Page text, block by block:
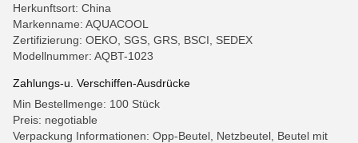
Herkunftsort: China
Markenname: AQUACOOL
Zertifizierung: OEKO, SGS, GRS, BSCI, SEDEX
Modellnummer: AQBT-1023
Zahlungs-u. Verschiffen-Ausdrücke
Min Bestellmenge: 100 Stück
Preis: negotiable
Verpackung Informationen: Opp-Beutel, Netzbeutel, Beutel mit